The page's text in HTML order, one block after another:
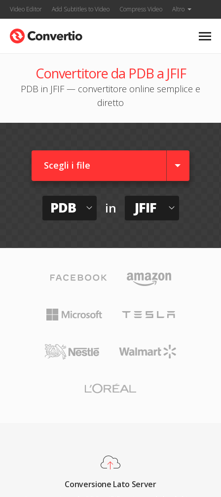
Video Editor Add Subtitles to Video Compress Video Altro
Convertitore da PDB a JFIF
PDB in JFIF — convertitore online semplice e
diretto
Scegli i file
PDB in JFIF
Conversione Lato Server